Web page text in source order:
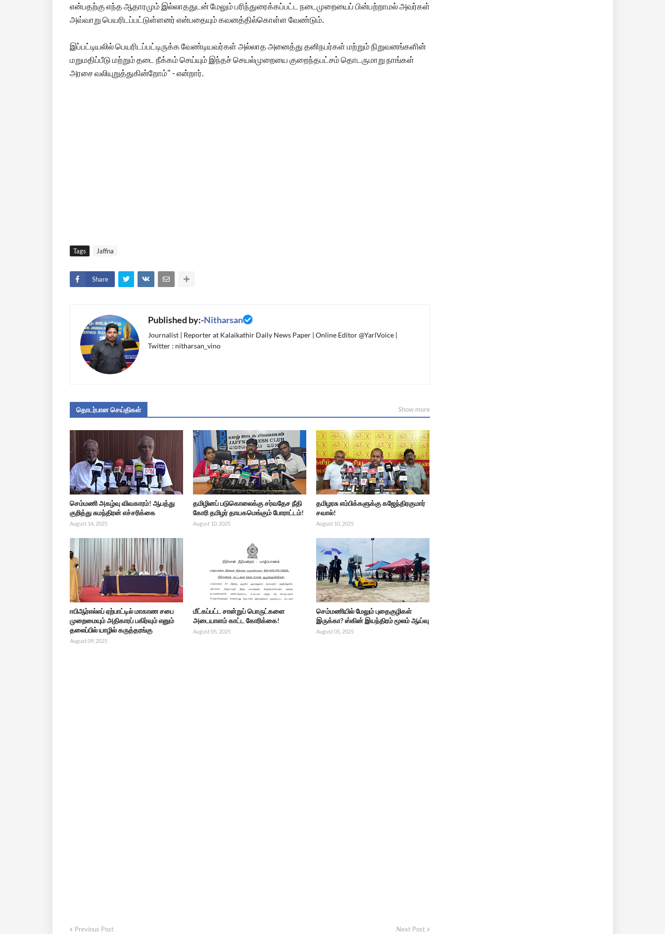
என்பதற்கு எந்த ஆதாரமும் இல்லாததுடன் மேலும் பரிந்துரைக்கப்பட்ட நடைமுறையைப் பின்பற்றாமல் அவர்கள்
அவ்வாறு பெயரிடப்பட்டுள்ளனர் என்பதையும் கவனத்தில்கொள்ள வேண்டும்.
இப்பட்டியலில் பெயரிடப்பட்டிருக்க வேண்டியவர்கள் அல்லாத அனைத்து தனிநபர்கள் மற்றும் நிறுவனங்களின்
மறுமதிப்பீடு மற்றும் தடை நீக்கம் செய்யும் இந்தச் செயல்முறையை குறைந்தபட்சம் தொடருமாறு நாங்கள்
அரசை வலியுறுத்துகின்றோம்" - என்றார்.
Tags Jaffna
Share
Published by:-Nitharsan
Journalist | Reporter at Kalaikathir Daily News Paper | Online Editor @YarlVoice |
Twitter : nitharsan_vino
தொடர்பான செய்திகள் Show more
செம்மணி அகழ்வு விவகாரம்! ஆபத்து
குறித்து சுமந்திரன் எச்சரிக்கை
August 14, 2025
தமிழினப் படுகொலைக்கு சர்வதேச நீதி
கோரி தமிழர் தாயகமெங்கும் போராட்டம்!
August 10, 2025
தமிழரசு எம்பிக்களுக்கு கஜேந்திரகுமார்
சவால்!
August 10, 2025
ஈபிஆர்எல்எப் ஏற்பாட்டில் மாகாண சபை
முறைமையும் அதிகாரப் பகிர்வும் எனும்
தலைப்பில் யாழில் கருத்தரங்கு
August 09, 2025
மீட்கப்பட்ட சான்றுப் பொருட்களை
அடையாளம் காட்ட கோரிக்கை!
August 05, 2025
செம்மணியில் மேலும் புதைகுழிகள்
இருக்கா? ஸ்கின் இயந்திரம் மூலம் ஆய்வு
August 05, 2025
Previous Post Next Post